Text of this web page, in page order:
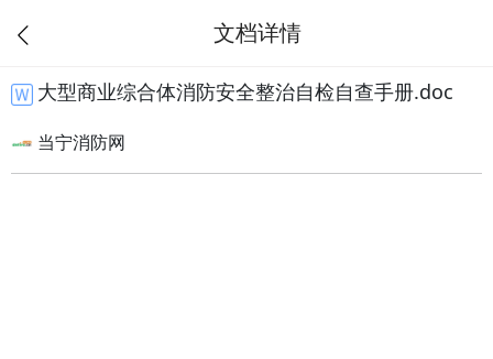
文档详情
大型商业综合体消防安全整治自检自查手册.doc
当宁消防网